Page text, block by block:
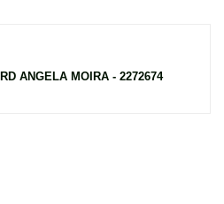
ANGELA MOIRA - 2272674